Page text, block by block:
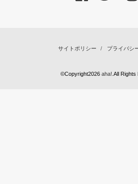
サイトポリシー プライバシ
©Copyright2026aha! .All Rights